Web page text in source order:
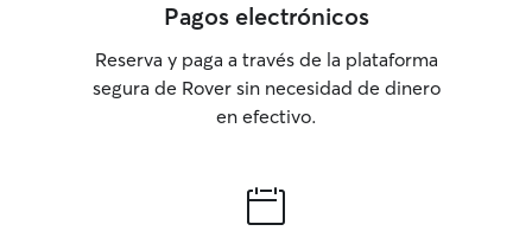
Pagos electrónicos
Reserva y paga a través de la plataforma
segura de Rover sin necesidad de dinero
en efectivo.